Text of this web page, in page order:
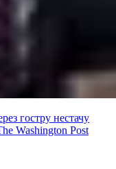
гостру нестачу
Washington Post